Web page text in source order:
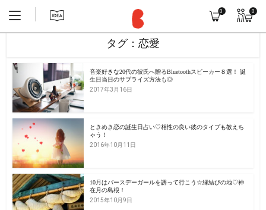
0 0
タグ：恋愛
音楽好きな20代の彼氏へ贈るBluetoothスピーカー８選！ 誕
生日当日のサプライズ方法も◎
2017年3月16日
ときめき恋の誕生日占い♡相性の良い彼のタイプも教えち
ゃう！
2016年10月11日
10月はバースデーガールを誘って行こう☆縁結びの地♡神
在月の島根！
2015年10月9日